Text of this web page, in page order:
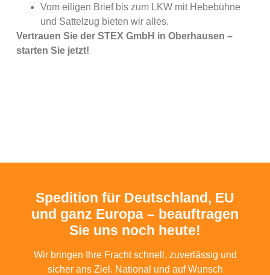
Vom eiligen Brief bis zum LKW mit Hebebühne
und Sattelzug bieten wir alles.
Vertrauen Sie der STEX GmbH in Oberhausen –
starten Sie jetzt!
Spedition für Deutschland, EU
und ganz Europa – beauftragen
Sie uns noch heute!
Wir bringen Ihre Fracht schnell, zuverlässig und
sicher ans Ziel. National und auf Wunsch